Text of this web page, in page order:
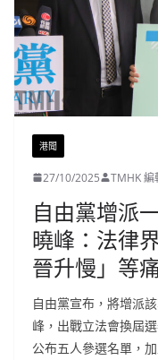
港聞
27/10/2025 TMHK 編
自由黨增派
曉峰：法律
晉升慢」等
自由黨宣布，將增派
峰，出戰立法會換屆
公布五人參選名單，